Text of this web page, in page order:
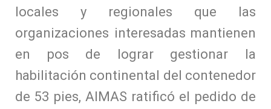
locales y regionales que las
organizaciones interesadas mantienen
en pos de lograr gestionar la
habilitación continental del contenedor
de 53 pies, AIMAS ratificó el pedido de